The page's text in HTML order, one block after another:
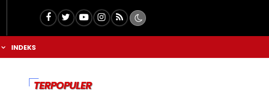
INDEKS
TERPOPULER